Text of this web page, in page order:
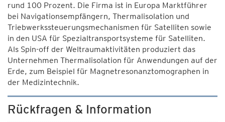
rund 100 Prozent. Die Firma ist in Europa Marktführer
bei Navigationsempfängern, Thermalisolation und
Triebwerkssteuerungsmechanismen für Satelliten sowie
in den USA für Spezialtransportsysteme für Satelliten.
Als Spin-off der Weltraumaktivitäten produziert das
Unternehmen Thermalisolation für Anwendungen auf der
Erde, zum Beispiel für Magnetresonanztomographen in
der Medizintechnik.
Rückfragen & Information